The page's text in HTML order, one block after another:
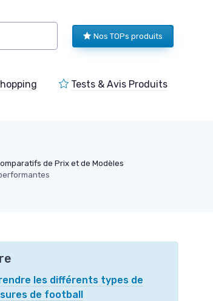
Nos TOPs produits
Tests & Avis Produits
de Prix et de Modèles
les différents types de
de football